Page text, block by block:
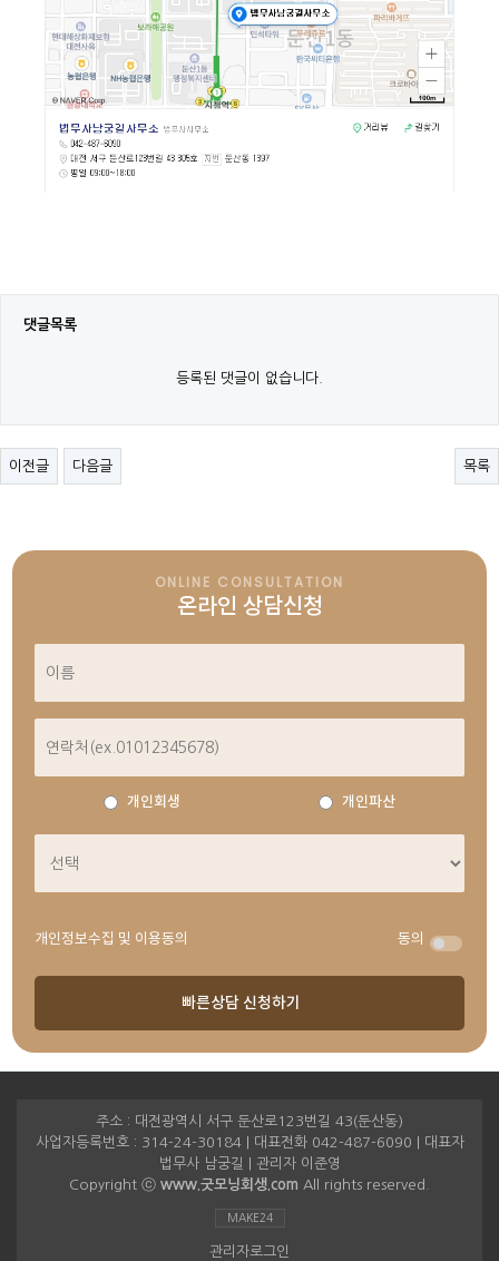
댓글목록
등록된 댓글이 없습니다.
이전글 다음글 목록
ONLINE CONSULTATION
온라인 상담신청
개인회생 개인파산
동의
개인정보수집 및 이용동의
주소 : 대전광역시 서구 둔산로123번길 43(둔산동)
사업자등록번호 : 314-24-30184 | 대표전화 042-487-6090 | 대표자
법무사 남궁길 | 관리자 이준영
Copyright ⓒ www.굿모닝회생.com All rights reserved.
MAKE24
관리자로그인